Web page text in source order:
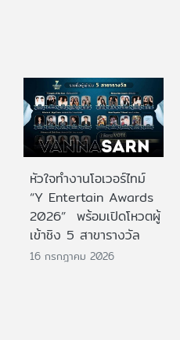
หัวใจทำงานโอเวอร์ไทม์
“Y Entertain Awards
2026” พร้อมเปิดโหวตผู้
เข้าชิง 5 สาขารางวัล
16 กรกฎาคม 2026